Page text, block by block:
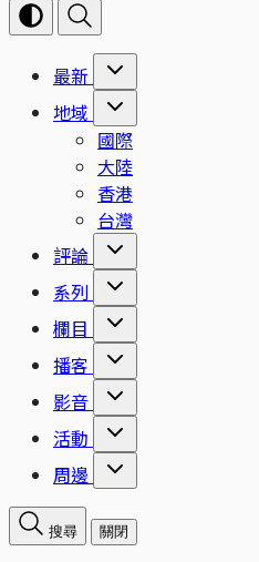
最新
地域
國際
大陸
香港
台灣
評論
系列
欄目
播客
影音
活動
周邊
搜尋 關閉